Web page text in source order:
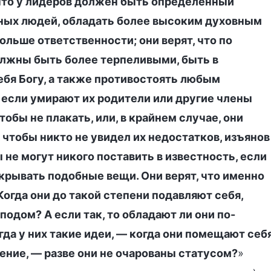
людей, обладать более высоким духовным
ответственности; они верят, что по
быть более терпеливыми, быть в
Богу, а также противостоять любым
умирают их родители или другие члены
не плакать, или, в крайнем случае, они
никто не увидел их недостатков, изъянов
могут никого поставить в известность, если
подобные вещи. Они верят, что именно
они до такой степени подавляют себя,
А если так, то обладают ли они по-
у них такие идеи, — когда они помещают
— разве они не очарованы статусом?»